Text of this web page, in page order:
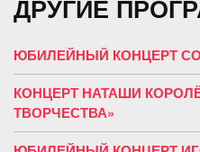
ДРУГИЕ
ЮБИЛЕЙНЫЙ КОНЦЕРТ
КОНЦЕРТ НАТАШИ
ТВОРЧЕСТВА»